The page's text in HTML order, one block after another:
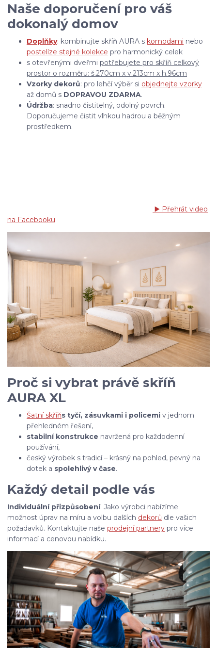
Naše doporučení pro váš
dokonalý domov
Doplňky: kombinujte skříň AURA s komodami nebo
postelíze stejné kolekce pro harmonický celek
s otevřenými dveřmi potřebujete pro skříň celkový
prostor o rozměru: š.270cm x v.213cm x h.96cm
Vzorky dekorů: pro lehčí výběr si objednejte vzorky
až domů s DOPRAVOU ZDARMA.
Údržba: snadno čistitelný, odolný povrch.
Doporučujeme čistit vlhkou hadrou a běžným
prostředkem.
▶️ Přehrát video
na Facebooku
Proč si vybrat právě skříň
AURA XL
Šatní skříňs tyčí, zásuvkami i policemi v jednom
přehledném řešení,
stabilní konstrukce navržená pro každodenní
používání,
český výrobek s tradicí – krásný na pohled, pevný na
dotek a spolehlivý v čase.
Každý detail podle vás
Individuální přizpůsobení: Jako výrobci nabízíme
možnost úprav na míru a volbu dalších dekorů dle vašich
požadavků. Kontaktujte naše prodejní partnery pro více
informací a cenovou nabídku.